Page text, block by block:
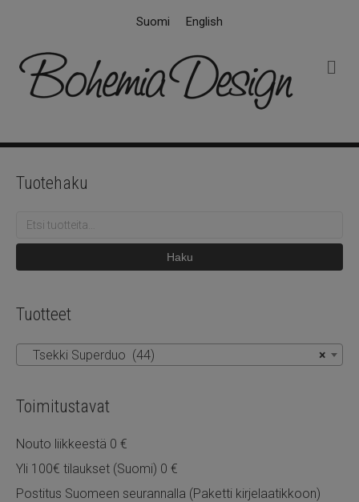
Suomi English
k
Tuotehaku
Etsi:
Haku
Tuotteet
×
Tsekki Superduo (44)
Toimitustavat
Nouto liikkeestä 0 €
Yli 100€ tilaukset (Suomi) 0 €
Postitus Suomeen seurannalla (Paketti kirjelaatikkoon)